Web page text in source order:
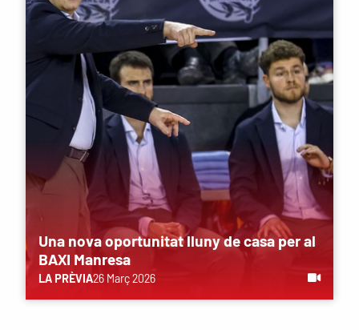
Una nova oportunitat lluny de casa per al
BAXI Manresa
LA PRÈVIA26 Març 2026